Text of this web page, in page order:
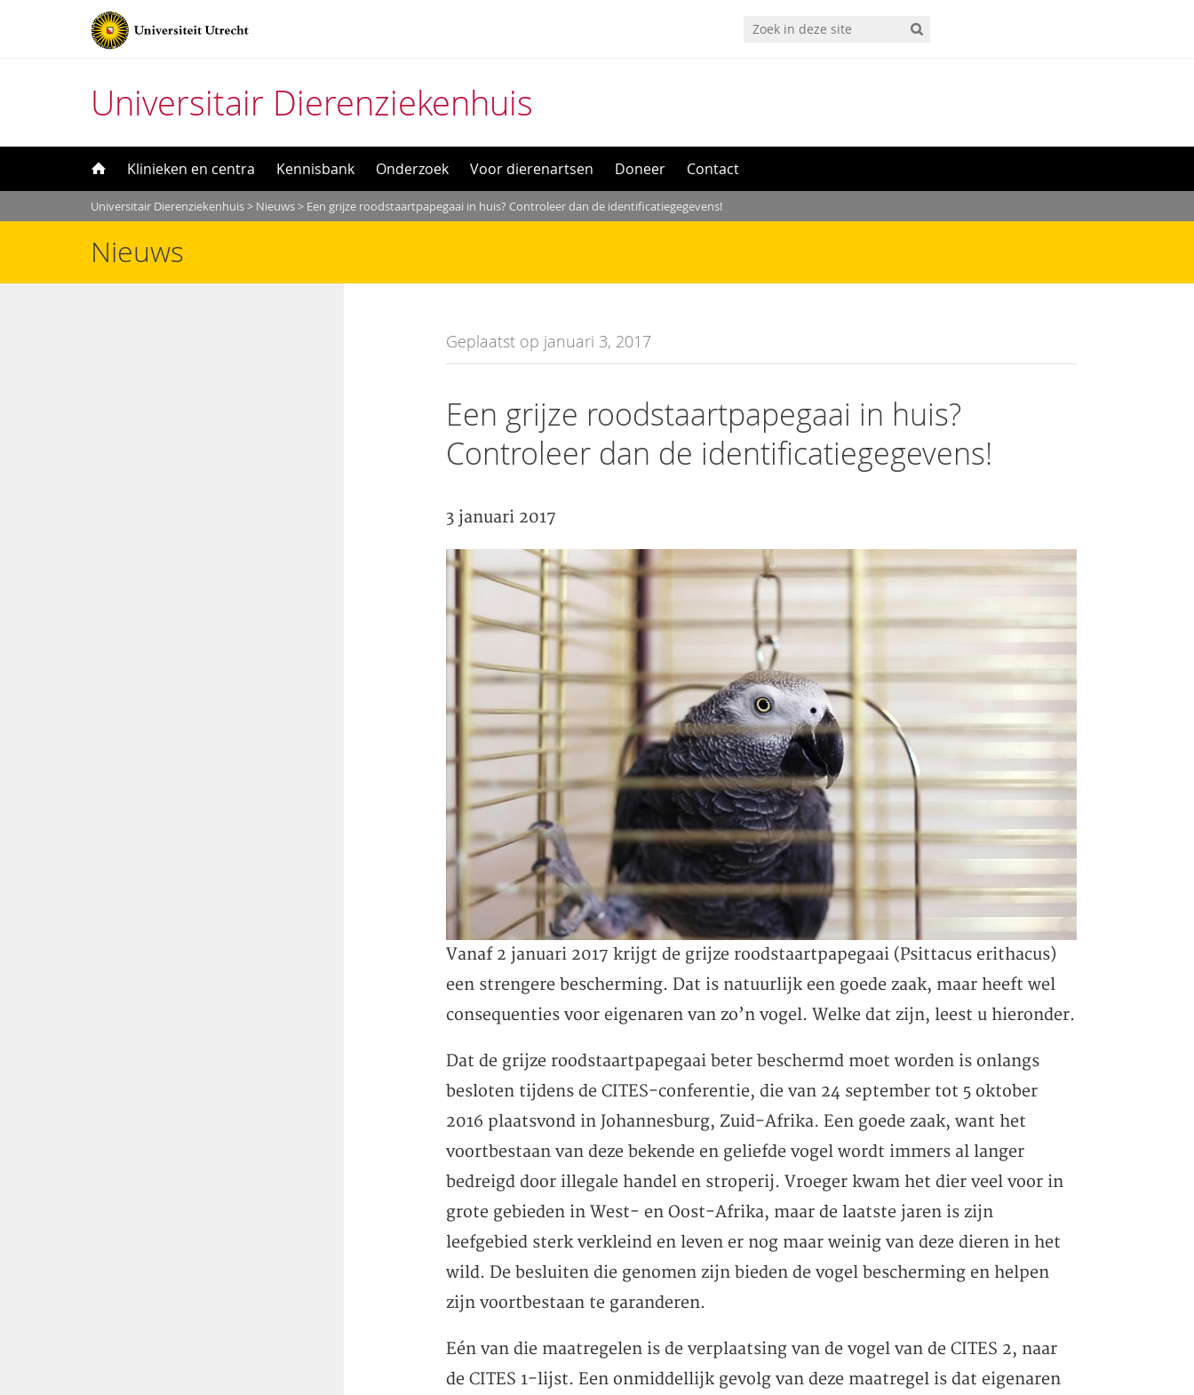
Universitair Dierenziekenhuis
naar
het
Klinieken en centra Kennisbank Onderzoek Voor dierenartsen Doneer Contact
Universitair Dierenziekenhuis> Nieuws> Een grijze roodstaartpapegaai in huis? Controleer dan de identificatiegegevens!
Nieuws
Geplaatst op januari 3, 2017
Een grijze roodstaartpapegaai in huis?
Controleer dan de identificatiegegevens!
3 januari 2017
Vanaf 2 januari 2017 krijgt de grijze roodstaartpapegaai (Psittacus erithacus)
een strengere bescherming. Dat is natuurlijk een goede zaak, maar heeft wel
consequenties voor eigenaren van zo’n vogel. Welke dat zijn, leest u hieronder.
Dat de grijze roodstaartpapegaai beter beschermd moet worden is onlangs
besloten tijdens de CITES-conferentie, die van 24 september tot 5 oktober
2016 plaatsvond in Johannesburg, Zuid-Afrika. Een goede zaak, want het
voortbestaan van deze bekende en geliefde vogel wordt immers al langer
bedreigd door illegale handel en stroperij. Vroeger kwam het dier veel voor in
grote gebieden in West- en Oost-Afrika, maar de laatste jaren is zijn
leefgebied sterk verkleind en leven er nog maar weinig van deze dieren in het
wild. De besluiten die genomen zijn bieden de vogel bescherming en helpen
zijn voortbestaan te garanderen.
Eén van die maatregelen is de verplaatsing van de vogel van de CITES 2, naar
de CITES 1-lijst. Een onmiddellijk gevolg van deze maatregel is dat eigenaren